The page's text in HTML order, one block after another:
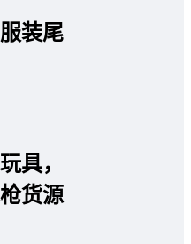
装尾
具，
货源